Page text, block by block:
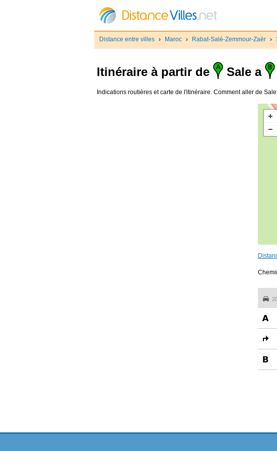
Distance entre villes › Maroc › Rabat-Salé-Zemmour-Zaër ›
Itinéraire à partir de Sale a
Indications routières et carte de l'itinéraire. Comment aller de